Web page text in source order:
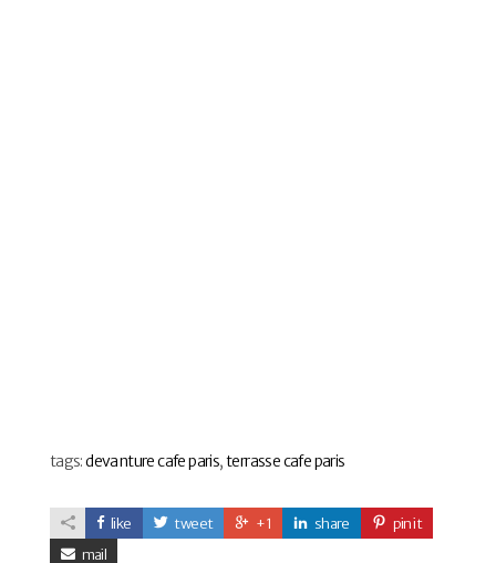
tags:devanture cafe paris,terrasse cafe paris
like tweet +1 share
pin it
mail